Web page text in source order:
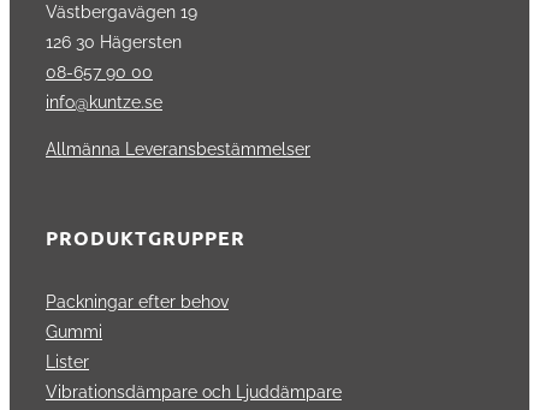
Västbergavägen 19
126 30 Hägersten
08-657 90 00
info@kuntze.se
Allmänna Leveransbestämmelser
PRODUKTGRUPPER
Packningar efter behov
Gummi
Lister
Vibrationsdämpare och Ljuddämpare